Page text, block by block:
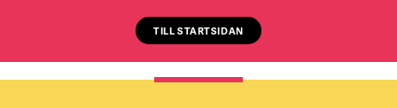
TILL STARTSIDAN